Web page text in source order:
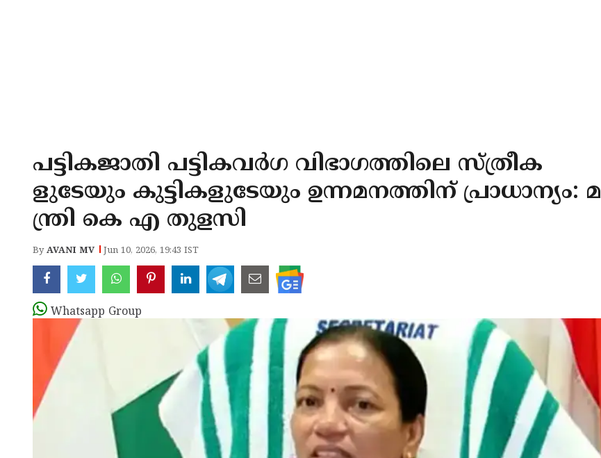
പട്ടികജാതി പട്ടികവർഗ വിഭാഗത്തിലെ സ്ത്രീക
ളുടേയും കുട്ടികളുടേയും ഉന്നമനത്തിന് പ്രാധാന്യം: മ
ന്ത്രി കെ എ തുളസി
ByAVANI MV Jun 10, 2026, 19:43 IST
Whatsapp Group